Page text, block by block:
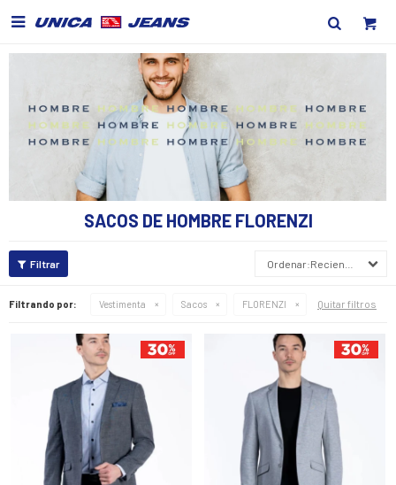

SACOS DE HOMBRE FLORENZI
Recientes
Filtrando por: Vestimenta Sacos FLORENZI Quitar filtros